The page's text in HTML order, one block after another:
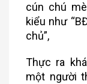
cún chú
kiểu như
chủ”,
Thực ra
một người